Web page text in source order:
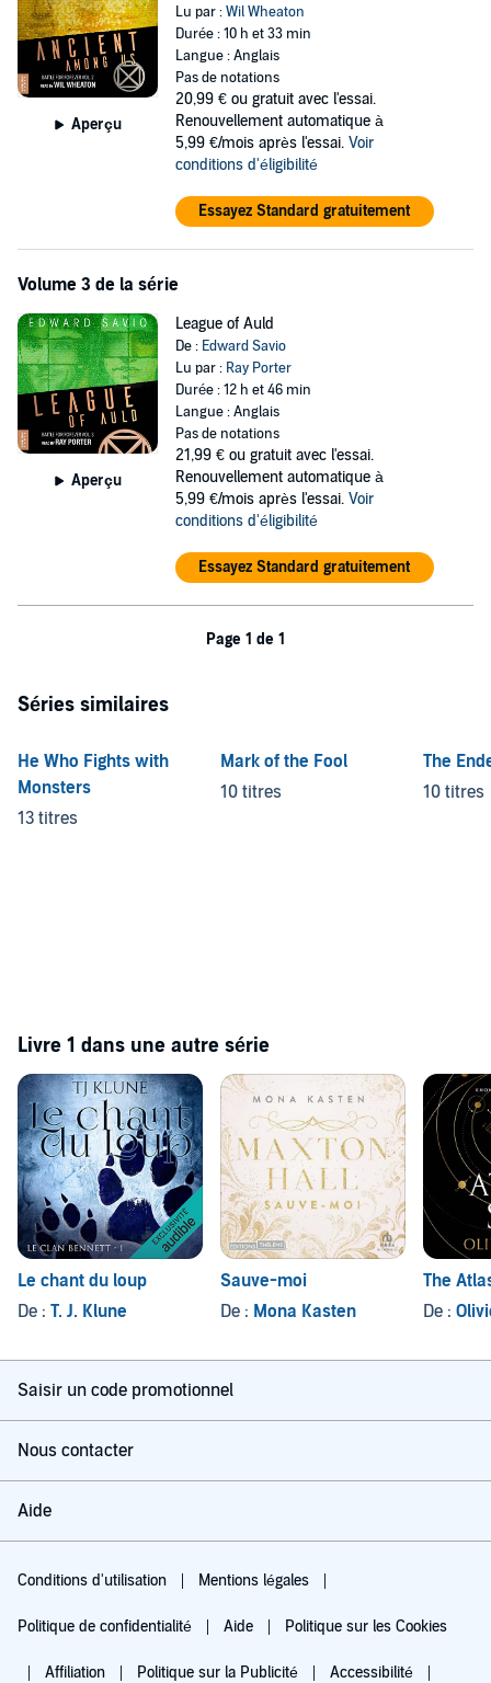
Aperçu
Lu par :Wil Wheaton
Durée : 10 h et 33 min
Langue : Anglais
Pas de notations
20,99 € ou gratuit avec l'essai.
Renouvellement automatique à
5,99 €/mois après l'essai. Voir
conditions d'éligibilité
Essayez Standard gratuitement
Volume 3 de la série
Aperçu
League of Auld
De : Edward Savio
Lu par : Ray Porter
Durée : 12 h et 46 min
Langue : Anglais
Pas de notations
21,99 € ou gratuit avec l'essai.
Renouvellement automatique à
5,99 €/mois après l'essai. Voir
conditions d'éligibilité
Essayez Standard gratuitement
Page 1 de 1
Séries similaires
He Who Fights with
Monsters
13 titres
Mark of the Fool
10 titres
The
10 titres
Livre 1 dans une autre série
Le chant du loup
De : T. J. Klune
Sauve-moi
De : Mona Kasten
The
De :
Saisir un code promotionnel
Nous contacter
Aide
Conditions d'utilisation Mentions légales
Politique de confidentialité Aide Politique sur les Cookies
Affiliation Politique sur la Publicité Accessibilité